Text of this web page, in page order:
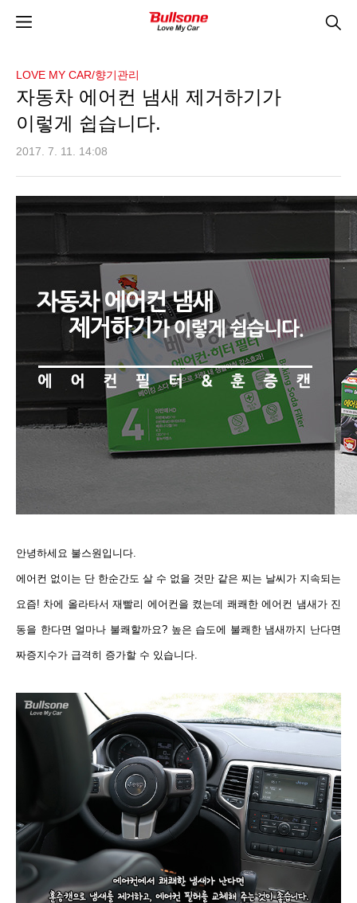
LOVE MY CAR/향기관리
자동차 에어컨 냄새 제거하기가
이렇게 쉽습니다.
2017. 7. 11. 14:08
안녕하세요 불스원입니다.
에어컨 없이는 단 한순간도 살 수 없을 것만 같은 찌는 날씨가 지속되는
요즘! 차에 올라타서 재빨리 에어컨을 켰는데 쾌쾌한 에어컨 냄새가 진
동을 한다면 얼마나 불쾌할까요? 높은 습도에 불쾌한 냄새까지 난다면
짜증지수가 급격히 증가할 수 있습니다.